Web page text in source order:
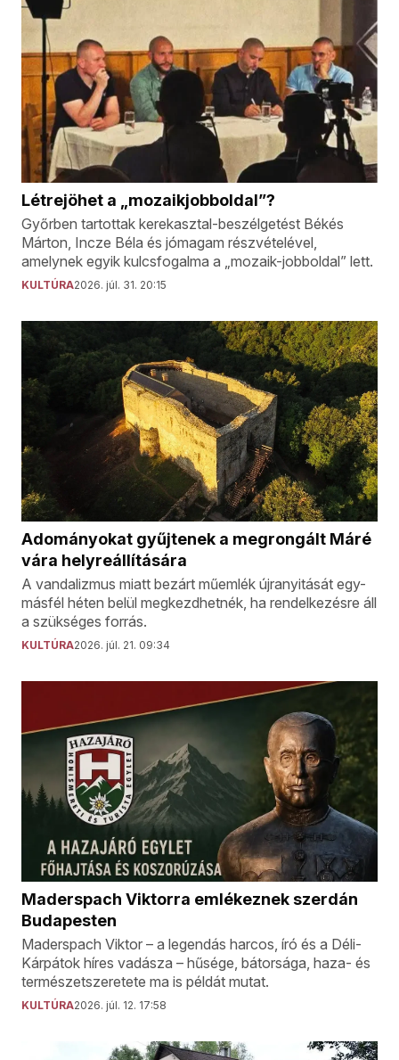
Létrejöhet a „mozaikjobboldal”?
Győrben tartottak kerekasztal-beszélgetést Békés
Márton, Incze Béla és jómagam részvételével,
amelynek egyik kulcsfogalma a „mozaik-jobboldal” lett.
KULTÚRA2026. júl. 31. 20:15
Adományokat gyűjtenek a megrongált Máré
vára helyreállítására
A vandalizmus miatt bezárt műemlék újranyitását egy-
másfél héten belül megkezdhetnék, ha rendelkezésre áll
a szükséges forrás.
KULTÚRA2026. júl. 21. 09:34
Maderspach Viktorra emlékeznek szerdán
Budapesten
Maderspach Viktor – a legendás harcos, író és a Déli-
Kárpátok híres vadásza – hűsége, bátorsága, haza- és
természetszeretete ma is példát mutat.
KULTÚRA2026. júl. 12. 17:58